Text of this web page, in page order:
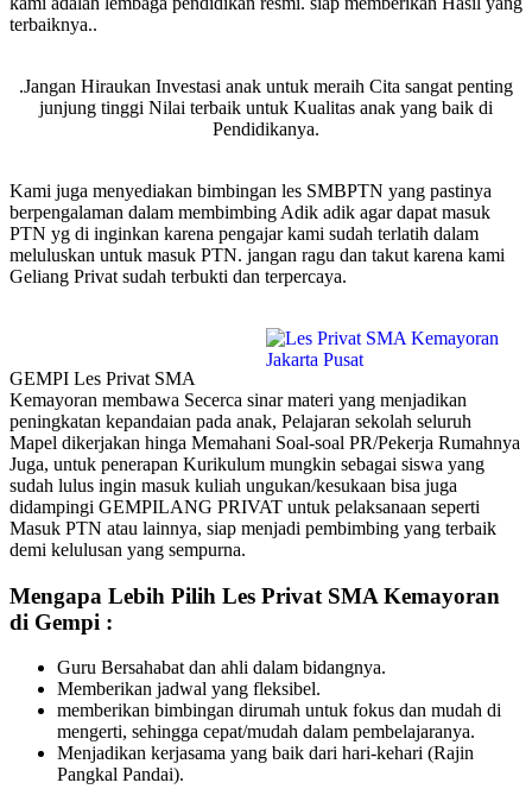
terbaiknya..
.Jangan Hiraukan Investasi anak untuk meraih Cita sangat penting
junjung tinggi Nilai terbaik untuk Kualitas anak yang baik di
Pendidikanya.
Kami juga menyediakan bimbingan les SMBPTN yang pastinya
berpengalaman dalam membimbing Adik adik agar dapat masuk
PTN yg di inginkan karena pengajar kami sudah terlatih dalam
meluluskan untuk masuk PTN. jangan ragu dan takut karena kami
Geliang Privat sudah terbukti dan terpercaya.
GEMPI Les Privat SMA
Kemayoran membawa Secerca sinar materi yang menjadikan
peningkatan kepandaian pada anak, Pelajaran sekolah seluruh
Mapel dikerjakan hinga Memahani Soal-soal PR/Pekerja Rumahnya
Juga, untuk penerapan Kurikulum mungkin sebagai siswa yang
sudah lulus ingin masuk kuliah ungukan/kesukaan bisa juga
didampingi GEMPILANG PRIVAT untuk pelaksanaan seperti
Masuk PTN atau lainnya, siap menjadi pembimbing yang terbaik
demi kelulusan yang sempurna.
Mengapa Lebih Pilih Les Privat SMA Kemayoran
di Gempi :
Guru Bersahabat dan ahli dalam bidangnya.
Memberikan jadwal yang fleksibel.
memberikan bimbingan dirumah untuk fokus dan mudah di
mengerti, sehingga cepat/mudah dalam pembelajaranya.
Menjadikan kerjasama yang baik dari hari-kehari (Rajin
Pangkal Pandai).